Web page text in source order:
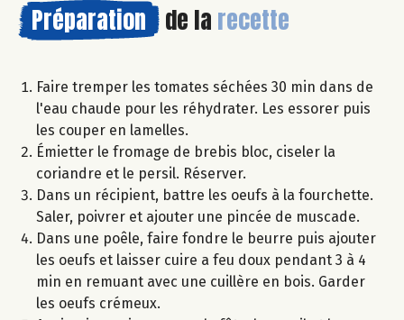
Préparation de la recette
Faire tremper les tomates séchées 30 min dans de
l'eau chaude pour les réhydrater. Les essorer puis
les couper en lamelles.
Émietter le fromage de brebis bloc, ciseler la
coriandre et le persil. Réserver.
Dans un récipient, battre les oeufs à la fourchette.
Saler, poivrer et ajouter une pincée de muscade.
Dans une poêle, faire fondre le beurre puis ajouter
les oeufs et laisser cuire a feu doux pendant 3 à 4
min en remuant avec une cuillère en bois. Garder
les oeufs crémeux.